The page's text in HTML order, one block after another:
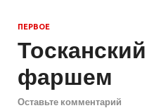
ПЕРВОЕ
фаршем
Оставьте комментарий